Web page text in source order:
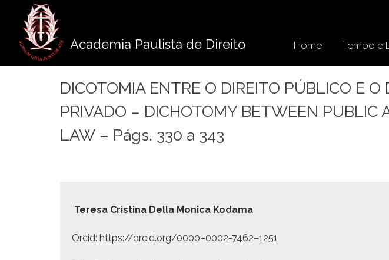
conteúdo
Academia Paulista de Direito Home Tempo e
DICOTOMIA ENTRE O DIREITO PÚBLICO E O
PRIVADO – DICHOTOMY BETWEEN PUBLIC
LAW – Págs. 330 a 343
Tere­sa Cristi­na Del­la Mon­i­ca Kodama
Orcid: https://orcid.org/0000–0002-7462–1251